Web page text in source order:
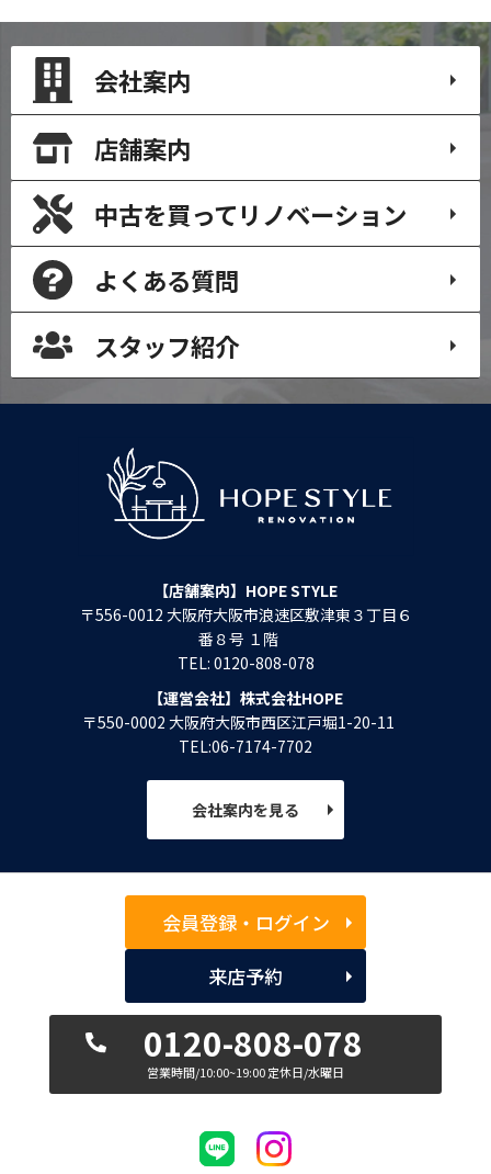
会社案内
店舗案内
中古を買ってリノベーション
よくある質問
スタッフ紹介
【店舗案内】HOPE STYLE
〒556-0012 大阪府大阪市浪速区敷津東３丁目６
番８号 １階
TEL: 0120-808-078
【運営会社】株式会社HOPE
〒550-0002 大阪府大阪市西区江戸堀1-20-11
TEL:06-7174-7702
会社案内を見る
会員登録・ログイン
来店予約
0120-808-078
営業時間/10:00~19:00 定休日/水曜日